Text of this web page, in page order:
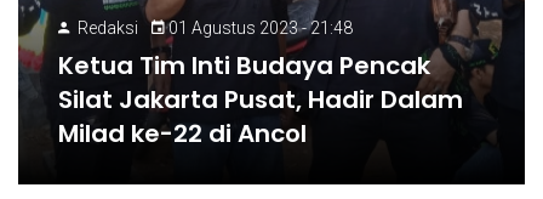
Redaksi 01 Agustus 2023 - 21:48
Ketua Tim Inti Budaya Pencak
Silat Jakarta Pusat, Hadir Dalam
Milad ke-22 di Ancol